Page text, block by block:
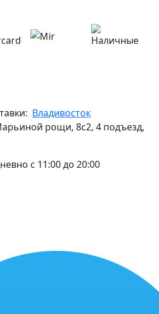
Владивосток
рощи, 8с2, 4 подъезд,
с 11:00 до 20:00